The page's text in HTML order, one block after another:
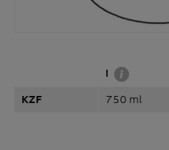
KZF 750 ml